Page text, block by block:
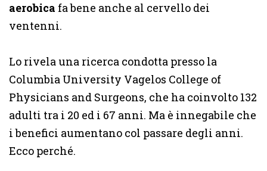
aerobica fa bene anche al cervello dei
ventenni.
Lo rivela una ricerca condotta presso la
Columbia University Vagelos College of
Physicians and Surgeons, che ha coinvolto 132
adulti tra i 20 ed i 67 anni. Ma è innegabile che
i benefici aumentano col passare degli anni.
Ecco perché.